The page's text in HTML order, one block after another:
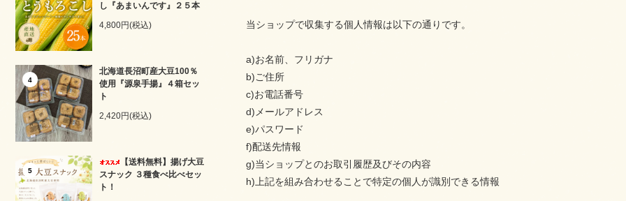
し『あまいんです』２５本
4,800円(税込)
4
北海道長沼町産大豆100％
使用『源泉手揚』４箱セッ
ト
2,420円(税込)
5
【送料無料】揚げ大豆
スナック ３種食べ比べセッ
ト！
当ショップで収集する個人情報は以下の通りです。
a)お名前、フリガナ
b)ご住所
c)お電話番号
d)メールアドレス
e)パスワード
f)配送先情報
g)当ショップとのお取引履歴及びその内容
h)上記を組み合わせることで特定の個人が識別できる情報